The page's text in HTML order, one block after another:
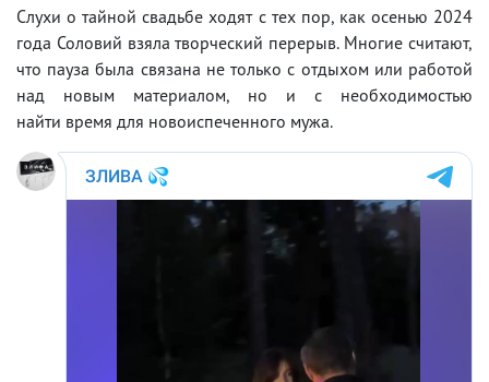
Слухи о тайной свадьбе ходят с тех пор, как осенью 2024
года Соловий взяла творческий перерыв. Многие считают,
что пауза была связана не только с отдыхом или работой
над новым материалом, но и с необходимостью
найти время для новоиспеченного мужа.